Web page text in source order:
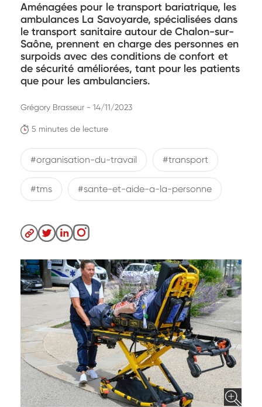
Aménagées pour le transport bariatrique, les
ambulances La Savoyarde, spécialisées dans
le transport sanitaire autour de Chalon-sur-
Saône, prennent en charge des personnes en
surpoids avec des conditions de confort et
de sécurité améliorées, tant pour les patients
que pour les ambulanciers.
5 minutes de lecture
Grégory Brasseur - 14/11/2023
#organisation-du-travail #transport
#tms #sante-et-aide-a-la-personne